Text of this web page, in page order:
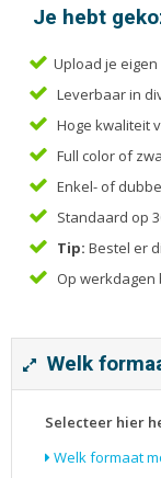
Notitieblokken
Portfolio
Posters
Rapporten/
Rouwkaarten
Scripties
Trouwkaarten
Tijdschriften
Visitekaartjes
Je hebt
Upload je
Leverbaar in
Hoge kwaliteit
Full color of
Enkel- of
Standaard op
Tip: Bestel er
Op
Welk
Selecteer hier
Welk formaat